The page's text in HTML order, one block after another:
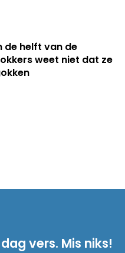
de helft van de
weet niet dat ze
vers. Mis niks!